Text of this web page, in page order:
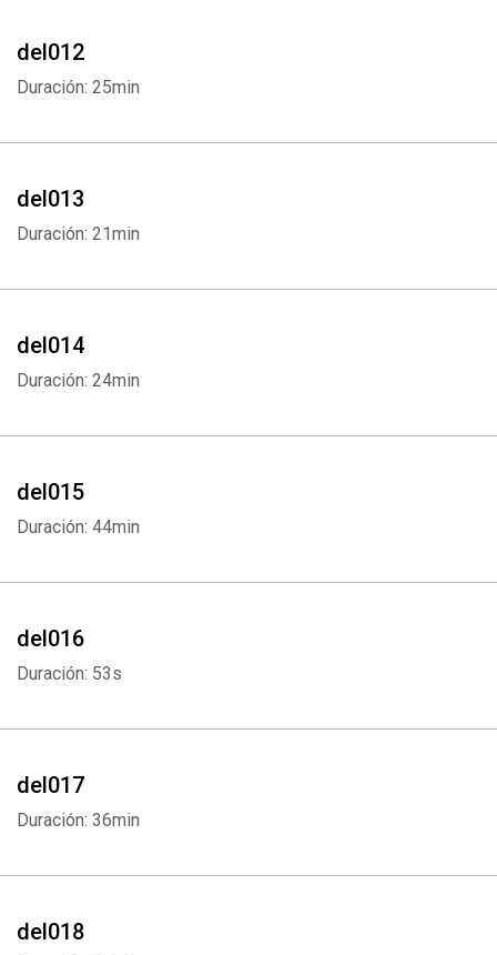
del012
Duración: 25min
del013
Duración: 21min
del014
Duración: 24min
del015
Duración: 44min
del016
Duración: 53s
del017
Duración: 36min
del018